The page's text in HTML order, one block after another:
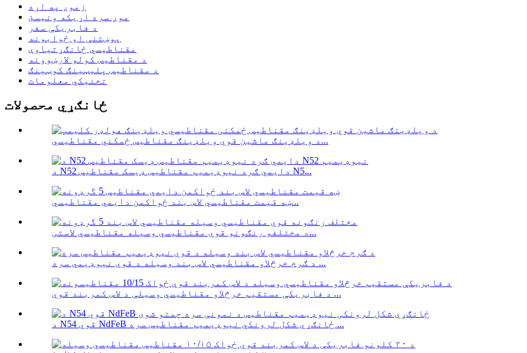
زموږ په اړه
موږ سره اړیکه ونیسئ
د فابریکې سفر
پوښتنې او ځوابونه
مقناطیسي ځانګړتیاوې
د مقناطیس کولو لارښوونه
د مقناطیس پلیټینګ کوټینګ
تخنیکي معلومات
ځانګړي محصولات
د ویلډینګ ماشین قوي ویلډینګ مقناطیس ځمکني مقناطیسي...
د N52 دایمي ګرد نیوډیمیم مقناطیس ډیسک مقناطیس N5...
ښه قیمت مقناطیسي لاس بند ځواکمن دایمي مقناطیسي...
د مختلفو رنګونو قوي مقناطیسي وسیله مقناطیسي لاستی...
د ګرم خرڅلاو مقناطیسي لاس بند وسیله د قوي نیوډیمي سره ...
د فابریکې مستقیم خرڅلاو مقناطیسي وسیلې د لاس کمربند قوي ...
د N54 قوي NdFeB ځانګړي شکل لرونکي نیوډیمیم مقناطیس سره ...